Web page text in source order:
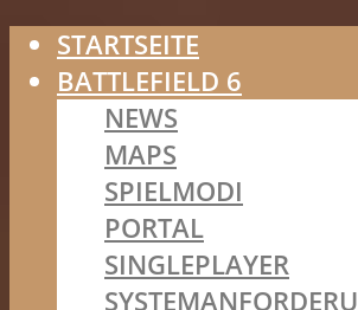
STARTSEITE
BATTLEFIELD 6
NEWS
MAPS
SPIELMODI
PORTAL
SINGLEPLAYER